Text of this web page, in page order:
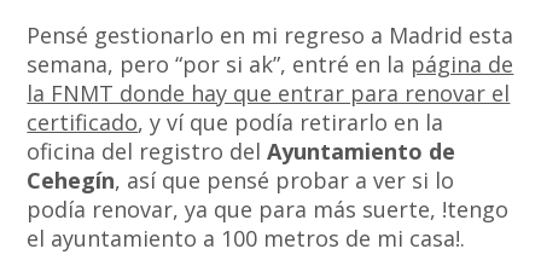
Pensé gestionarlo en mi regreso a Madrid esta
semana, pero “por si ak”, entré en la página de
la FNMT donde hay que entrar para renovar el
certificado, y ví que podía retirarlo en la
oficina del registro delAyuntamiento de
Cehegín, así que pensé probar a ver si lo
podía renovar, ya que para más suerte, !tengo
el ayuntamiento a 100 metros de mi casa!.